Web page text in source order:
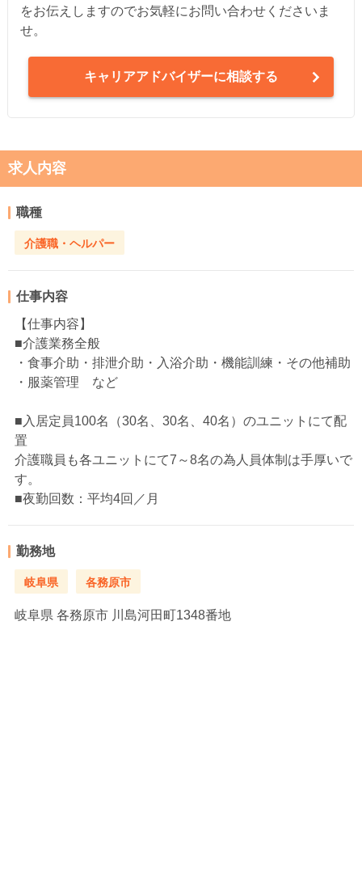
をお伝えしますのでお気軽にお問い合わせくださいま
せ。
キャリアアドバイザーに相談する
求人内容
職種
介護職・ヘルパー
仕事内容
【仕事内容】
■介護業務全般
・食事介助・排泄介助・入浴介助・機能訓練・その他補助
・服薬管理 など
■入居定員100名（30名、30名、40名）のユニットにて配
置
介護職員も各ユニットにて7～8名の為人員体制は手厚いで
す。
■夜勤回数：平均4回／月
勤務地
岐阜県 各務原市
岐阜県 各務原市 川島河田町1348番地